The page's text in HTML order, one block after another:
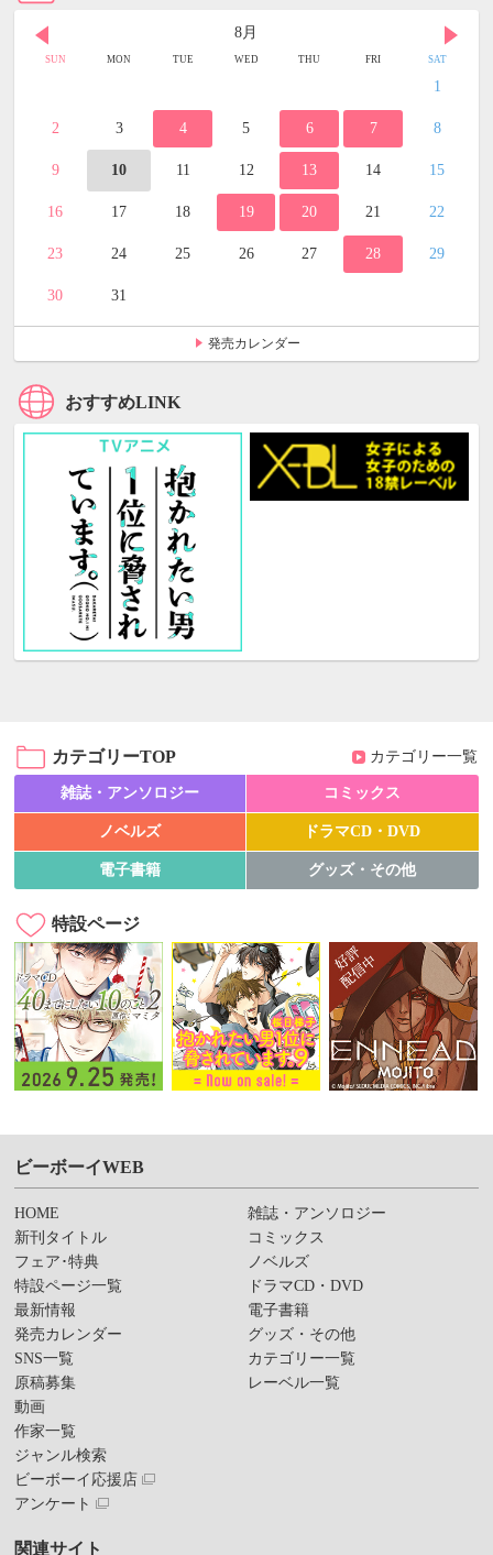
8月
SUN MON TUE WED THU FRI SAT
1
2 3 4 5 6 7 8
9 10 11 12 13 14 15
16 17 18 19 20 21 22
23 24 25 26 27 28 29
30 31
発売カレンダー
おすすめLINK
カテゴリーTOP カテゴリー一覧
雑誌・アンソロジー コミックス
ノベルズ ドラマCD・DVD
電子書籍 グッズ・その他
特設ページ
ビーボーイWEB
HOME
新刊タイトル
フェア･特典
特設ページ一覧
最新情報
発売カレンダー
SNS一覧
原稿募集
動画
作家一覧
ジャンル検索
ビーボーイ応援店
アンケート
雑誌・アンソロジー
コミックス
ノベルズ
ドラマCD・DVD
電子書籍
グッズ・その他
カテゴリー一覧
レーベル一覧
関連サイト